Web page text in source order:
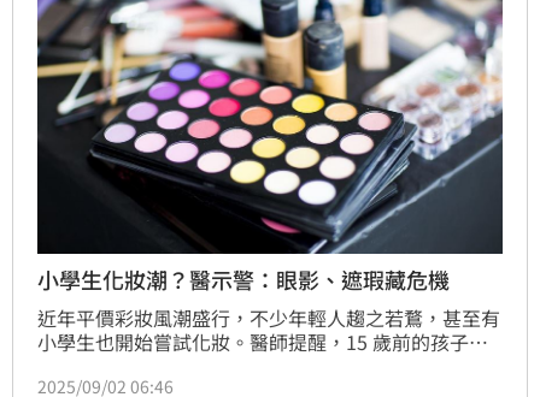
小學生化妝潮？醫示警：眼影、遮瑕藏危機
近年平價彩妝風潮盛行，不少年輕人趨之若鶩，甚至有
小學生也開始嘗試化妝。醫師提醒，15 歲前的孩子皮
敏、發炎及長期皮膚負擔的風險。
2025/09/02 06:46